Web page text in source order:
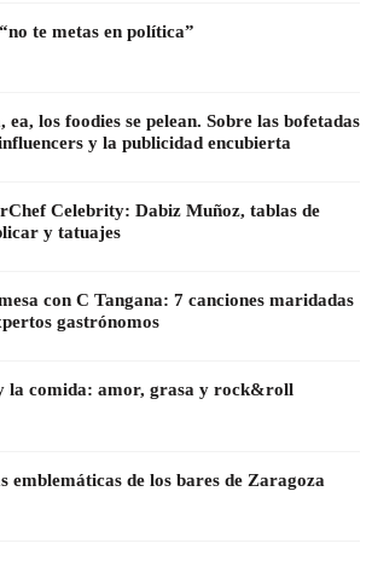
te metas en política”
ea, los foodies se pelean. Sobre las bofetadas
y la publicidad encubierta
Celebrity: Dabiz Muñoz, tablas de
y tatuajes
con C Tangana: 7 canciones maridadas
gastrónomos
la comida: amor, grasa y rock&roll
emblemáticas de los bares de Zaragoza